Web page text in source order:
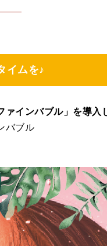
イムを♪
ァインバブル」を導入
バブル